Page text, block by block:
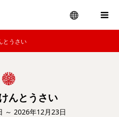
うさい
んとうさい
～ 2026年12月23日